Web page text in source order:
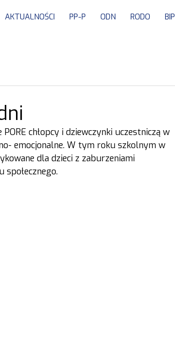
AKTUALNOŚCI PP-P ODN RODO BIP
chłopcy i dziewczynki uczestniczą w
emocjonalne. W tym roku szkolnym w
dla dzieci z zaburzeniami
społecznego.